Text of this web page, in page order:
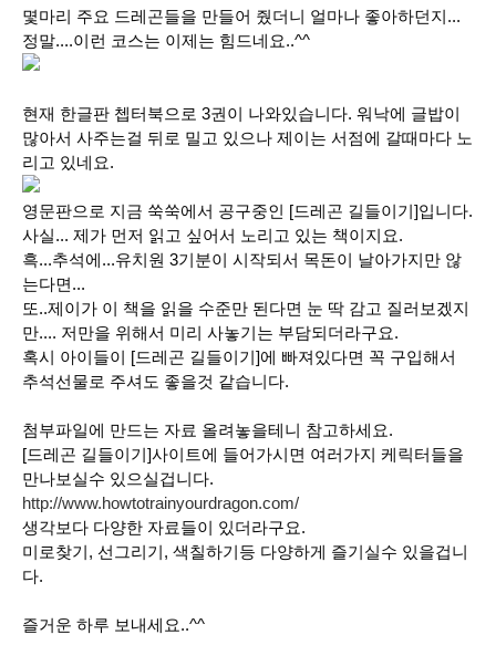
몇마리 주요 드레곤들을 만들어 줬더니 얼마나 좋아하던지...
정말....이런 코스는 이제는 힘드네요..^^
현재 한글판 쳅터북으로 3권이 나와있습니다. 워낙에 글밥이
많아서 사주는걸 뒤로 밀고 있으나 제이는 서점에 갈때마다 노
리고 있네요.
영문판으로 지금 쑥쑥에서 공구중인 [드레곤 길들이기]입니다.
사실... 제가 먼저 읽고 싶어서 노리고 있는 책이지요.
흑...추석에...유치원 3기분이 시작되서 목돈이 날아가지만 않
는다면...
또..제이가 이 책을 읽을 수준만 된다면 눈 딱 감고 질러보겠지
만.... 저만을 위해서 미리 사놓기는 부담되더라구요.
혹시 아이들이 [드레곤 길들이기]에 빠져있다면 꼭 구입해서
추석선물로 주셔도 좋을것 같습니다.
첨부파일에 만드는 자료 올려놓을테니 참고하세요.
[드레곤 길들이기]사이트에 들어가시면 여러가지 케릭터들을
만나보실수 있으실겁니다.
http://www.howtotrainyourdragon.com/
생각보다 다양한 자료들이 있더라구요.
미로찾기, 선그리기, 색칠하기등 다양하게 즐기실수 있을겁니
다.
즐거운 하루 보내세요..^^